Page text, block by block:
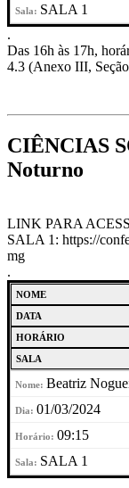
SALA 1
.
Das 16h às 17h,
4.3 (Anexo III,
CIÊNCIAS
Noturno
LINK PARA
SALA 1: https://
mg
.
NOME
DATA
HORÁRIO
SALA
Beatriz
01/03/2024
09:15
SALA 1